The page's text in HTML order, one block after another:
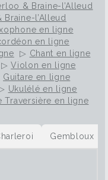
& Braine-l’Alleud
l’Alleud
en ligne
en ligne
▷ Chant en ligne
▷Violon en ligne
Guitare en ligne
Ukulélé en ligne
Traversière en ligne
Gembloux